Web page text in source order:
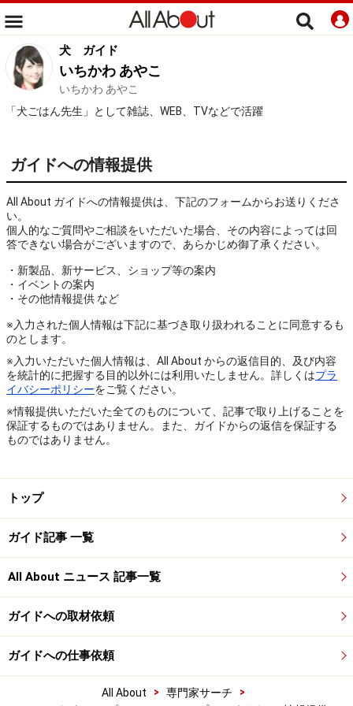
犬 ガイド
いちかわ あやこ
いちかわ あやこ
「犬ごはん先生」として雑誌、WEB、TVなどで活躍
ガイドへの情報提供
All About ガイドへの情報提供は、下記のフォームからお送りくださ
い。
個人的なご質問やご相談をいただいた場合、その内容によっては回
答できない場合がございますので、あらかじめ御了承ください。
・新製品、新サービス、ショップ等の案内
・イベントの案内
・その他情報提供 など
※入力された個人情報は下記に基づき取り扱われることに同意するも
のとします。
※入力いただいた個人情報は、All About からの返信目的、及び内容
を統計的に把握する目的以外には利用いたしません。詳しくはプラ
イバシーポリシーをご覧ください。
※情報提供いただいた全てのものについて、記事で取り上げることを
保証するものではありません。また、ガイドからの返信を保証する
ものではありません。
トップ
ガイド記事 一覧
All About ニュース 記事一覧
ガイドへの取材依頼
ガイドへの仕事依頼
All About > 専門家サーチ
>